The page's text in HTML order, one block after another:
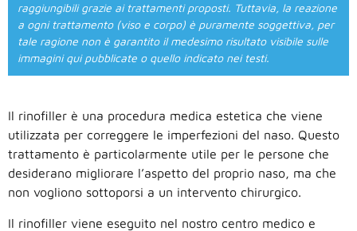
raggiungibili grazie ai trattamenti proposti. Tuttavia, la reazione
a ogni trattamento (viso e corpo) è puramente soggettiva, per
tale ragione non è garantito il medesimo risultato visibile sulle
immagini qui pubblicate o quello indicato nei testi.
Il rinofiller è una procedura medica estetica che viene
utilizzata per correggere le imperfezioni del naso. Questo
trattamento è particolarmente utile per le persone che
desiderano migliorare l’aspetto del proprio naso, ma che
non vogliono sottoporsi a un intervento chirurgico.
Il rinofiller viene eseguito nel nostro centro medico e